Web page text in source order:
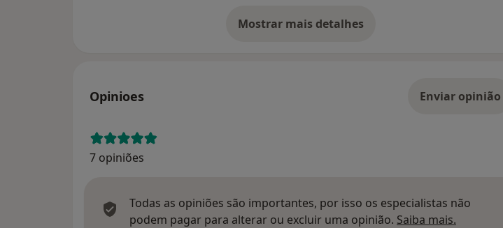
Mostrar mais detalhes
sobre o endereço
Opinioes Enviar opinião
7 opiniões
Todas as opiniões são importantes, por isso os especialistas não
podem pagar para alterar ou excluir uma opinião. Saiba mais.